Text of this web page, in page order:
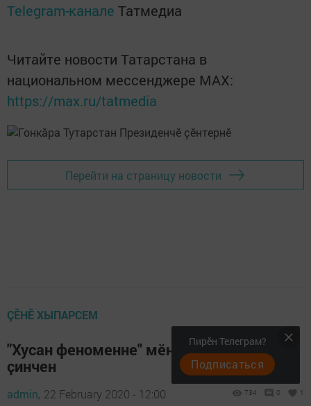
Telegram-канале Татмедиа
Читайте новости Татарстана в
национальном мессенджере MАХ:
https://max.ru/tatmedia
Перейти на страницу новости
ÇӖНӖ ХЫПАРСЕМ
"Хусан феноменне" мӗнле аркатни
ҫинчен
admin, 22 February 2020 - 12:00 734 0 1
Пирӗн Телеграм?
Подписаться